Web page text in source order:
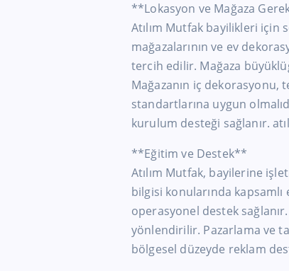
**Lokasyon ve Mağaza
Atılım Mutfak bayilikleri için
mağazalarının ve ev
tercih edilir. Mağaza
Mağazanın iç dekorasyonu,
standartlarına uygun
kurulum desteği sağlanır.
**Eğitim ve Destek**
Atılım Mutfak, bayilerine
bilgisi konularında kapsamlı
operasyonel destek
yönlendirilir. Pazarlama ve
bölgesel düzeyde reklam